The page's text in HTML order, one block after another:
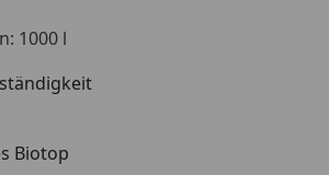
1000 l
Biotop